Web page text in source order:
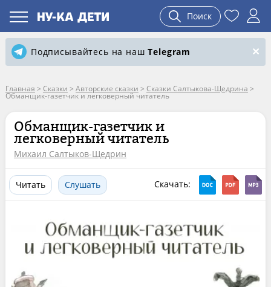
Поиск
Подписывайтесь на нашTelegram
Главная > Сказки > Авторские сказки > Сказки Салтыкова-Щедрина >
Обманщик-газетчик и легковерный читатель
Обманщик-газетчик и
легковерный читатель
Михаил Салтыков-Щедрин
Читать Слушать Скачать: